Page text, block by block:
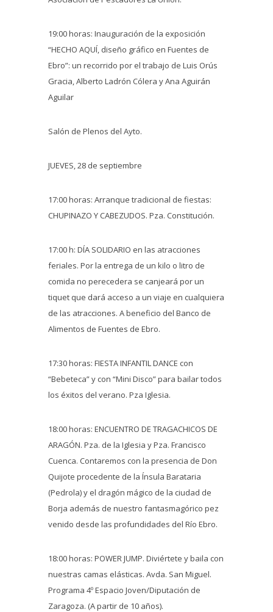
19:00 horas: Inauguración de la exposición
“HECHO AQUÍ, diseño gráfico en Fuentes de
Ebro”: un recorrido por el trabajo de Luis Orús
Gracia, Alberto Ladrón Cólera y Ana Aguirán
Aguilar
Salón de Plenos del Ayto.
JUEVES, 28 de septiembre
17:00 horas: Arranque tradicional de fiestas:
CHUPINAZO Y CABEZUDOS. Pza. Constitución.
17:00 h: DÍA SOLIDARIO en las atracciones
feriales. Por la entrega de un kilo o litro de
comida no perecedera se canjeará por un
tiquet que dará acceso a un viaje en cualquiera
de las atracciones. A beneficio del Banco de
Alimentos de Fuentes de Ebro.
17:30 horas: FIESTA INFANTIL DANCE con
“Bebeteca” y con “Mini Disco” para bailar todos
los éxitos del verano. Pza Iglesia.
18:00 horas: ENCUENTRO DE TRAGACHICOS DE
ARAGÓN. Pza. de la Iglesia y Pza. Francisco
Cuenca. Contaremos con la presencia de Don
Quijote procedente de la Ínsula Barataria
(Pedrola) y el dragón mágico de la ciudad de
Borja además de nuestro fantasmagórico pez
venido desde las profundidades del Río Ebro.
18:00 horas: POWER JUMP. Diviértete y baila con
nuestras camas elásticas. Avda. San Miguel.
Programa 4º Espacio Joven/Diputación de
Zaragoza. (A partir de 10 años).